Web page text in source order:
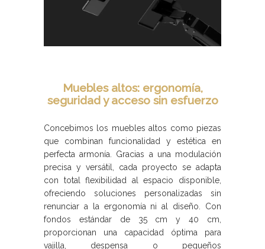
Muebles altos: ergonomía,
seguridad y acceso sin esfuerzo
Concebimos los muebles altos como piezas
que combinan funcionalidad y estética en
perfecta armonía. Gracias a una modulación
precisa y versátil, cada proyecto se adapta
con total flexibilidad al espacio disponible,
ofreciendo soluciones personalizadas sin
renunciar a la ergonomía ni al diseño. Con
fondos estándar de 35 cm y 40 cm,
proporcionan una capacidad óptima para
vajilla, despensa o pequeños